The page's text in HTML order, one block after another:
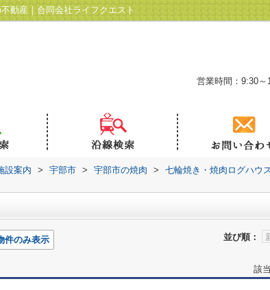
動産｜合同会社ライフクエスト
営業時間：9:30～
設案内 > 宇部市 > 宇部市の焼肉 > 七輪焼き・焼肉ログハウ
並び順：
件のみ表示
該